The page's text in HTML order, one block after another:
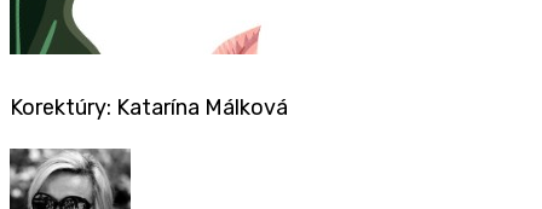
Korektúry: Katarína Málková